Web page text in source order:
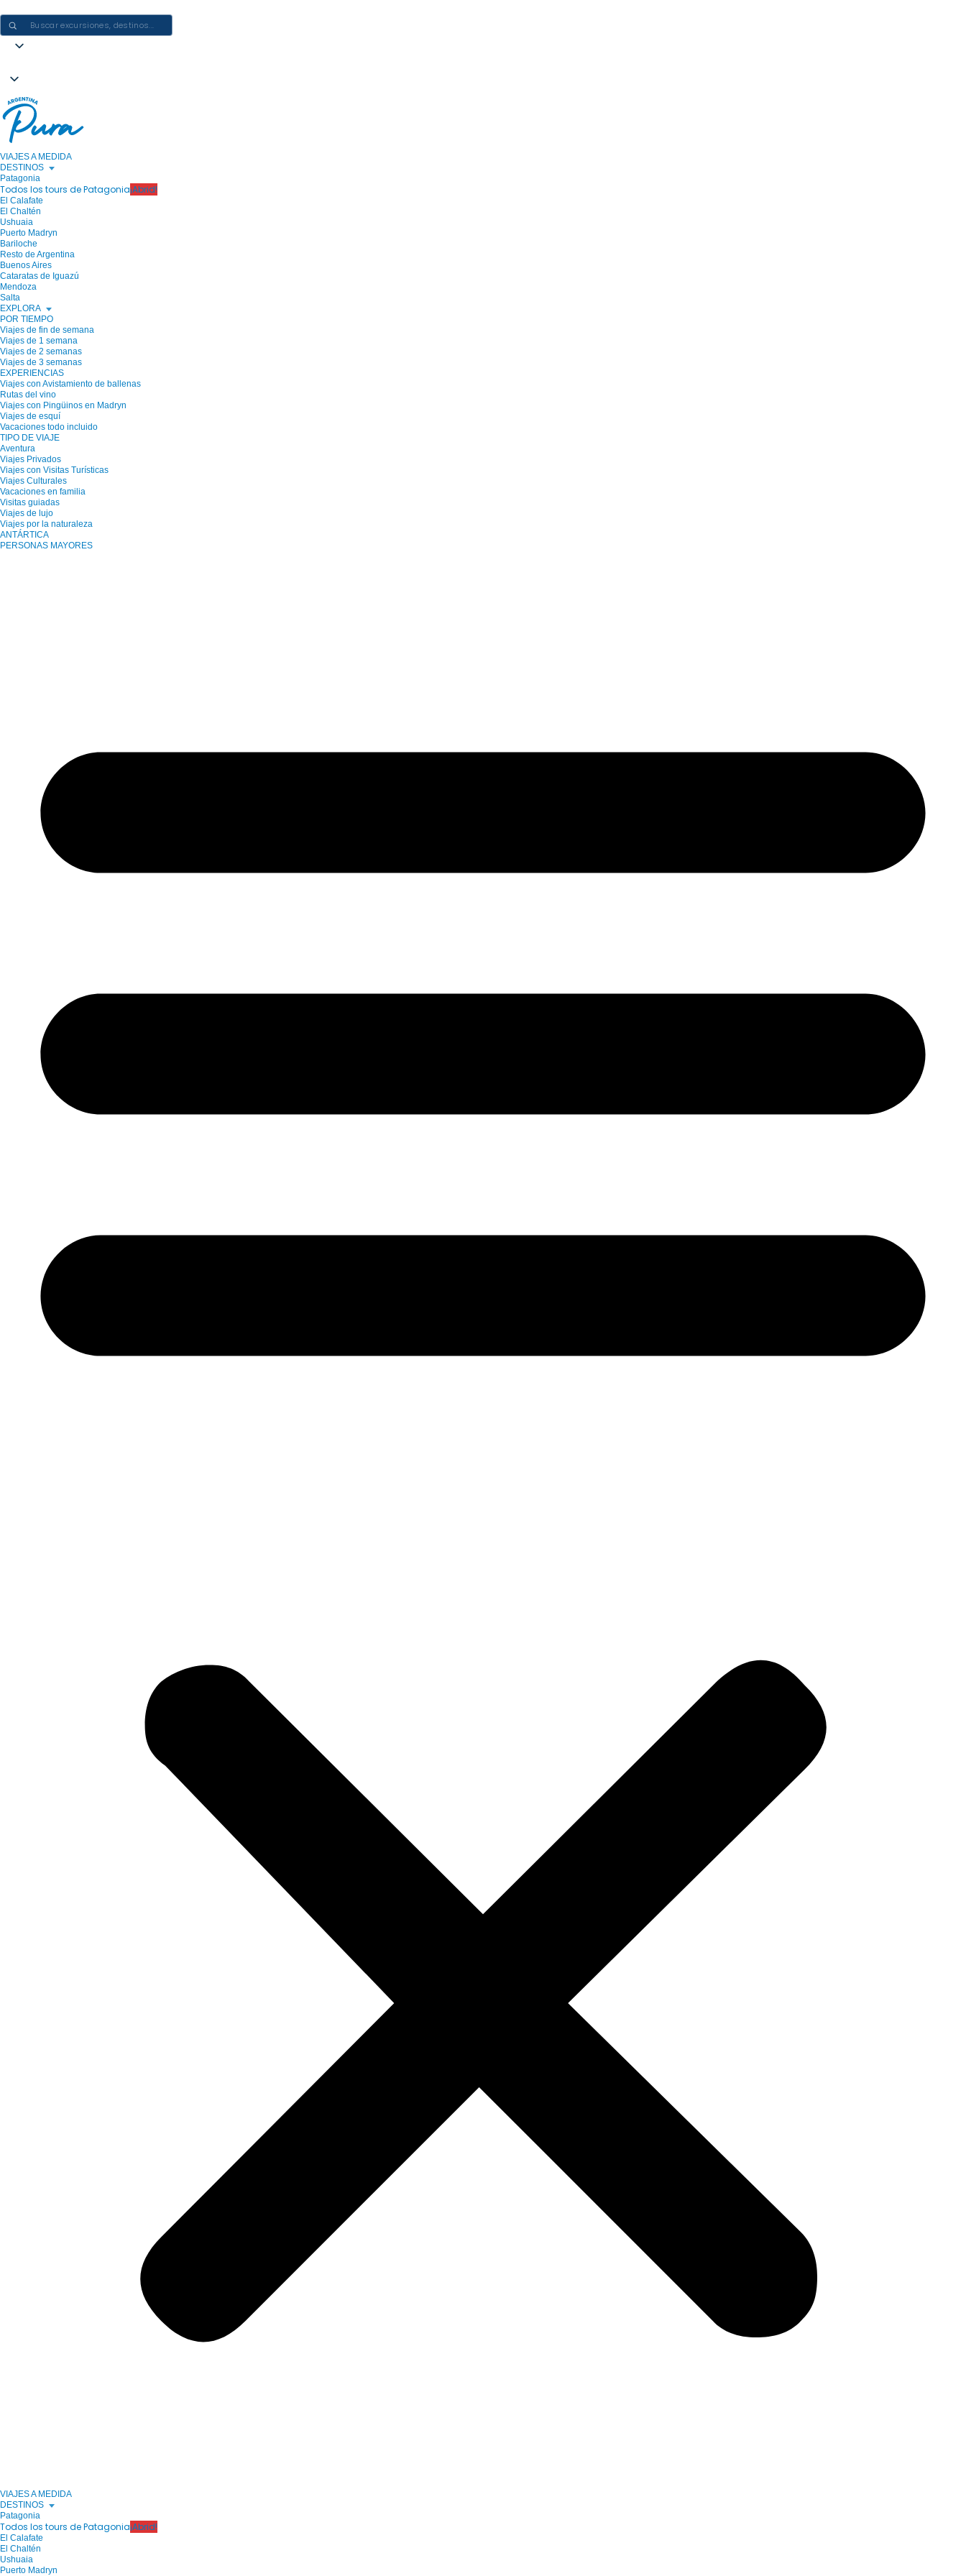
VIAJES A MEDIDA
DESTINOS
Patagonia
Todos los tours de Patagonia¡Abrid!
El Calafate
El Chaltén
Ushuaia
Puerto Madryn
Bariloche
Resto de Argentina
Buenos Aires
Cataratas de Iguazú
Mendoza
Salta
EXPLORA
POR TIEMPO
Viajes de fin de semana
Viajes de 1 semana
Viajes de 2 semanas
Viajes de 3 semanas
EXPERIENCIAS
Viajes con Avistamiento de ballenas
Rutas del vino
Viajes con Pingüinos en Madryn
Viajes de esquí
Vacaciones todo incluido
TIPO DE VIAJE
Aventura
Viajes Privados
Viajes con Visitas Turísticas
Viajes Culturales
Vacaciones en familia
Visitas guiadas
Viajes de lujo
Viajes por la naturaleza
ANTÁRTICA
PERSONAS MAYORES
VIAJES A MEDIDA
DESTINOS
Patagonia
Todos los tours de Patagonia¡Abrid!
El Calafate
El Chaltén
Ushuaia
Puerto Madryn